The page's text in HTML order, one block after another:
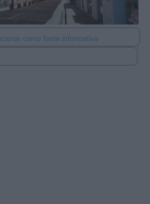
como fonte informativa